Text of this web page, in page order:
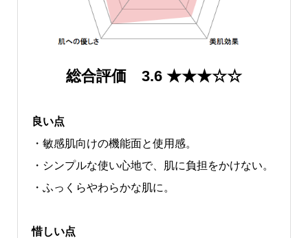
総合評価 3.6 ★★★☆☆
良い点
・敏感肌向けの機能面と使用感。
・シンプルな使い心地で、肌に負担をかけない。
・ふっくらやわらかな肌に。
惜しい点